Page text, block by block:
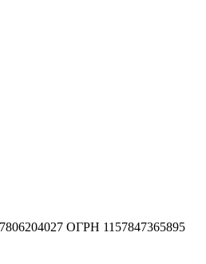
ОГРН 1157847365895